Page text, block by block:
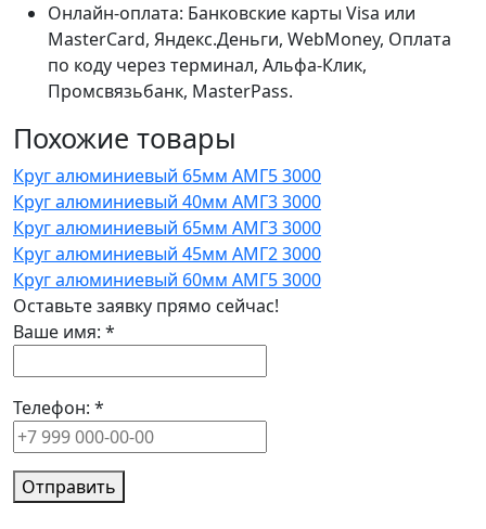
Онлайн-оплата: Банковские карты Visa или
MasterCard, Яндекс.Деньги, WebMoney, Оплата
по коду через терминал, Альфа-Клик,
Промсвязьбанк, MasterPass.
Похожие товары
Круг алюминиевый 65мм АМГ5 3000
Круг алюминиевый 40мм АМГ3 3000
Круг алюминиевый 65мм АМГ3 3000
Круг алюминиевый 45мм АМГ2 3000
Круг алюминиевый 60мм АМГ5 3000
Оставьте заявку прямо сейчас!
Ваше имя: *
Телефон: *
Отправить